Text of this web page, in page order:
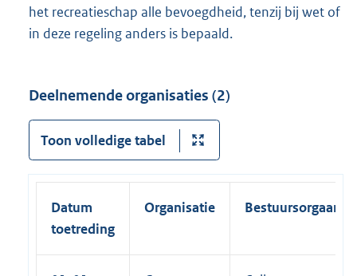
het recreatieschap alle bevoegdheid, tenzij bij wet of
in deze regeling anders is bepaald.
Deelnemende organisaties (2)
Toon volledige tabel
Datum
toetreding
Organisatie Bestuursorgaan